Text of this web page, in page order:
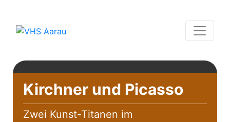
Kirchner und Picasso
Zwei Kunst-Titanen im